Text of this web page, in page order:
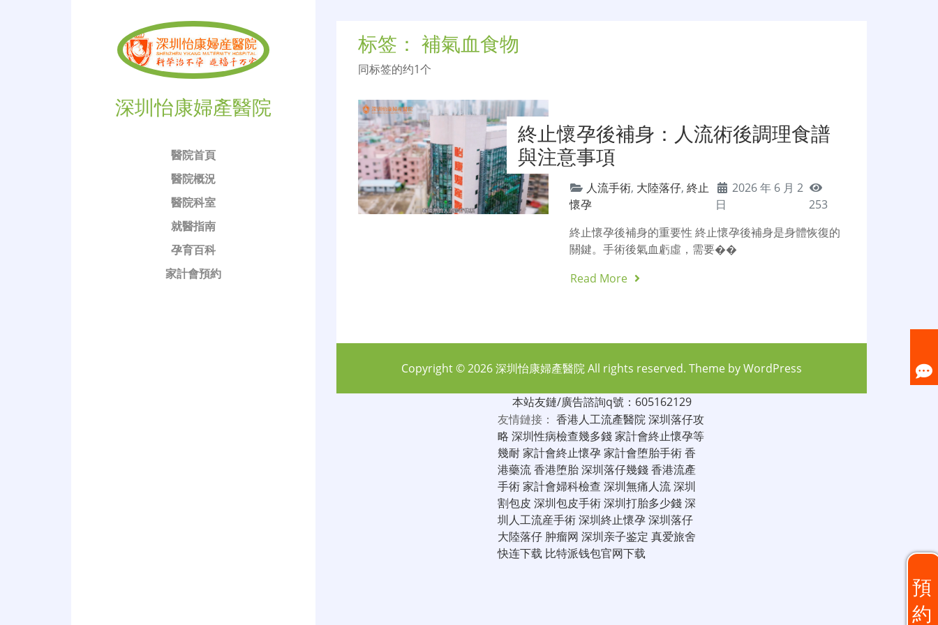
深圳怡康婦產醫院
醫院首頁
醫院概況
醫院科室
就醫指南
孕育百科
家計會預約
标签： 補氣血食物
同标签的约1个
終止懷孕後補身：人流術後調理食譜
與注意事項
人流手術, 大陸落仔,終止
懷孕
2026 年 6 月 2
日
253
終止懷孕後補身的重要性 終止懷孕後補身是身體恢復的
關鍵。手術後氣血虧虛，需要��
Read More
預
約
Copyright © 2026深圳怡康婦產醫院All rights reserved. Theme byWordPress
本站友鏈/廣告諮詢q號：605162129
友情鏈接： 香港人工流產醫院深圳落仔攻
略 深圳性病檢查幾多錢家計會終止懷孕等
幾耐家計會終止懷孕家計會堕胎手術香
港藥流香港堕胎深圳落仔幾錢香港流產
手術家計會婦科檢查 深圳無痛人流深圳
割包皮 深圳包皮手術深圳打胎多少錢深
圳人工流産手術深圳終止懷孕深圳落仔
大陸落仔 肿瘤网 深圳亲子鉴定 真爱旅舍
快连下载 比特派钱包官网下载